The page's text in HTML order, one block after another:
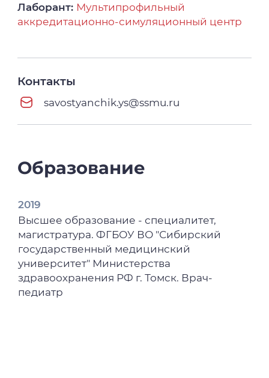
Лаборант: Мультипрофильный
аккредитационно-симуляционный центр
Контакты
savostyanchik.ys@ssmu.ru
Образование
2019
Высшее образование - специалитет,
магистратура. ФГБОУ ВО "Сибирский
государственный медицинский
университет" Министерства
здравоохранения РФ г. Томск. Врач-
педиатр